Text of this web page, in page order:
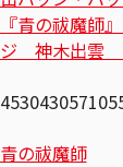
『青の祓魔師
ジ 神木出雲
青の祓魔師